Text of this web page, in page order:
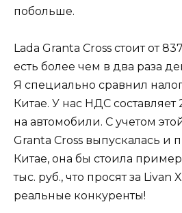
побольше.
Lada Granta Cross стоит от
есть более чем в два раза
Я специально сравнил
Китае. У нас НДС составляет
на автомобили. С учетом
Granta Cross выпускалась и
Китае, она бы стоила
тыс. руб., что просят за Livan
реальные конкуренты!